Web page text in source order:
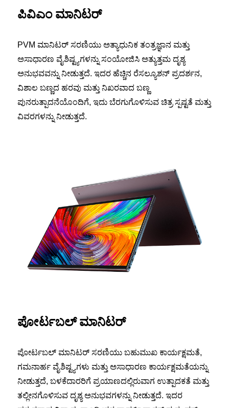
ಪಿವಿಎಂ ಮಾನಿಟರ್
PVM ಮಾನಿಟರ್ ಸರಣಿಯು ಅತ್ಯಾಧುನಿಕ ತಂತ್ರಜ್ಞಾನ ಮತ್ತು
ಅಸಾಧಾರಣ ವೈಶಿಷ್ಟ್ಯಗಳನ್ನು ಸಂಯೋಜಿಸಿ ಅತ್ಯುತ್ತಮ ದೃಶ್ಯ
ಅನುಭವವನ್ನು ನೀಡುತ್ತದೆ. ಇದರ ಹೆಚ್ಚಿನ ರೆಸಲ್ಯೂಶನ್ ಪ್ರದರ್ಶನ,
ವಿಶಾಲ ಬಣ್ಣದ ಹರವು ಮತ್ತು ನಿಖರವಾದ ಬಣ್ಣ
ಪುನರುತ್ಪಾದನೆಯೊಂದಿಗೆ, ಇದು ಬೆರಗುಗೊಳಿಸುವ ಚಿತ್ರ ಸ್ಪಷ್ಟತೆ ಮತ್ತು
ವಿವರಗಳನ್ನು ನೀಡುತ್ತದೆ.
ಪೋರ್ಟಬಲ್ ಮಾನಿಟರ್
ಪೋರ್ಟಬಲ್ ಮಾನಿಟರ್ ಸರಣಿಯು ಬಹುಮುಖ ಕಾರ್ಯಕ್ಷಮತೆ,
ಗಮನಾರ್ಹ ವೈಶಿಷ್ಟ್ಯಗಳು ಮತ್ತು ಅಸಾಧಾರಣ ಕಾರ್ಯಕ್ಷಮತೆಯನ್ನು
ನೀಡುತ್ತದೆ, ಬಳಕೆದಾರರಿಗೆ ಪ್ರಯಾಣದಲ್ಲಿರುವಾಗ ಉತ್ಪಾದಕತೆ ಮತ್ತು
ತಲ್ಲೀನಗೊಳಿಸುವ ದೃಶ್ಯ ಅನುಭವಗಳನ್ನು ನೀಡುತ್ತದೆ. ಇದರ